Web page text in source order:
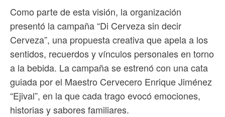
Como parte de esta visión, la organización
presentó la campaña “Di Cerveza sin decir
Cerveza”, una propuesta creativa que apela a los
sentidos, recuerdos y vínculos personales en torno
a la bebida. La campaña se estrenó con una cata
guiada por el Maestro Cervecero Enrique Jiménez
“Ejival”, en la que cada trago evocó emociones,
historias y sabores familiares.